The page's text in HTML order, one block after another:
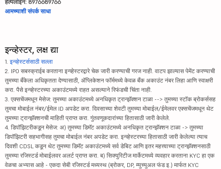
हेल्पलाईन: 8976689766
आमच्याशी संपर्क साधा
इन्व्हेस्टर, लक्ष द्या
1. इन्व्हेस्टर्ससाठी सल्ला
2. IPO सबस्क्राईब करताना इन्व्हेस्टरद्वारे चेक जारी करण्याची गरज नाही. वाटप झाल्यास पेमेंट करण्याची
तुमच्या बँकेला अधिकृतता देण्यासाठी, ॲप्लिकेशन फॉर्ममध्ये केवळ बँक अकाउंट नंबर लिहा आणि स्वाक्षरी
करा. पैसे इन्व्हेस्टरच्या अकाउंटमध्ये राहत असल्याने रिफंडची चिंता नाही.
3. एक्सचेंजमधून मेसेज: तुमच्या अकाउंटमध्ये अनधिकृत ट्रान्झॅक्शन टाळा --> तुमच्या स्टॉक ब्रोकर्ससह
तुमचा मोबाईल नंबर/ईमेल ID अपडेट करा. दिवसाच्या शेवटी तुमच्या मोबाईल/ईमेलवर एक्सचेंजमधून थेट
तुमच्या ट्रान्झॅक्शनची माहिती प्राप्त करा. गुंतवणूकदारांच्या हितासाठी जारी केलेले.
4. डिपॉझिटरीकडून मेसेज: अ) तुमच्या डिमॅट अकाउंटमध्ये अनधिकृत ट्रान्झॅक्शन टाळा -> तुमच्या
डिपॉझिटरी सहभागीसह तुमचा मोबाईल नंबर अपडेट करा. इन्व्हेस्टरच्या हितासाठी जारी केलेल्या त्याच
दिवशी CDSL कडून थेट तुमच्या डिमॅट अकाउंटमध्ये सर्व डेबिट आणि इतर महत्त्वाच्या ट्रान्झॅक्शनसाठी
तुमच्या रजिस्टर्ड मोबाईलवर अलर्ट प्राप्त करा. ब) सिक्युरिटीज मार्केटमध्ये व्यवहार करताना KYC हा एक
वेळचा अभ्यास आहे - एकदा सेबी रजिस्टर्ड मध्यस्थ (ब्रोकर, DP, म्युच्युअल फंड इ.) मार्फत KYC